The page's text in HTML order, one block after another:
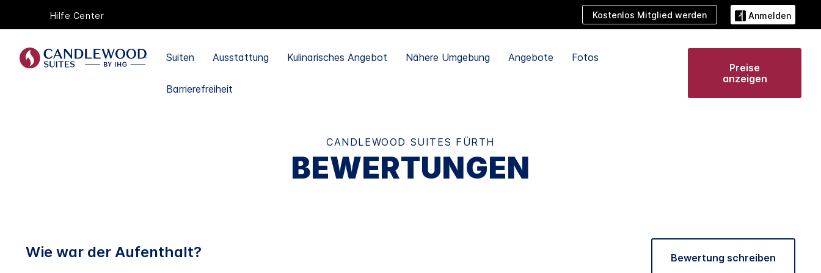
Hilfe Center Kostenlos Mitglied werden Anmelden
Suiten Ausstattung Kulinarisches Angebot Nähere Umgebung Angebote Fotos
Barrierefreiheit
Preise
anzeigen
CANDLEWOOD SUITES FÜRTH
BEWERTUNGEN
Wie war der Aufenthalt? Bewertung schreiben